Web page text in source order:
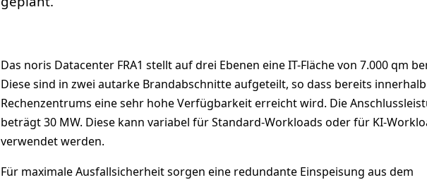
Das noris Datacenter FRA1 stellt auf drei Ebenen eine IT-Fläche von 7.000 qm
Diese sind in zwei autarke Brandabschnitte aufgeteilt, so dass bereits
Rechenzentrums eine sehr hohe Verfügbarkeit erreicht wird. Die
beträgt 30 MW. Diese kann variabel für Standard-Workloads oder für KI-
verwendet werden.
Für maximale Ausfallsicherheit sorgen eine redundante Einspeisung aus dem